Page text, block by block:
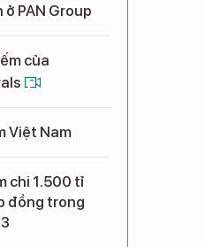
PAN Group
của
Việt Nam
chi 1.500 tỉ
đồng trong